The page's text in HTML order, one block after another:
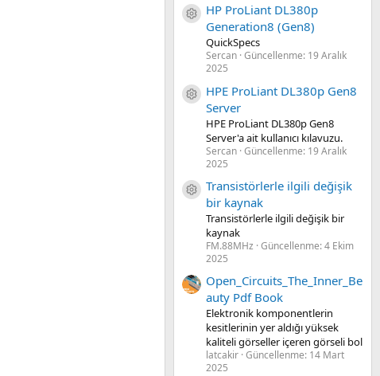
Kaynak ikon/amblem
HP ProLiant DL380p
Generation8 (Gen8)
QuickSpecs
Sercan Güncellenme: 19 Aralık
2025
Kaynak ikon/amblem
HPE ProLiant DL380p Gen8
Server
HPE ProLiant DL380p Gen8
Server'a ait kullanıcı kılavuzu.
Sercan Güncellenme: 19 Aralık
2025
Kaynak ikon/amblem
Transistörlerle ilgili değişik
bir kaynak
Transistörlerle ilgili değişik bir
kaynak
FM.88MHz Güncellenme:4 Ekim
2025
Open_Circuits_The_Inner_Be
auty Pdf Book
Elektronik komponentlerin
kesitlerinin yer aldığı yüksek
kaliteli görseller içeren görseli bol
latcakir Güncellenme: 14 Mart
2025